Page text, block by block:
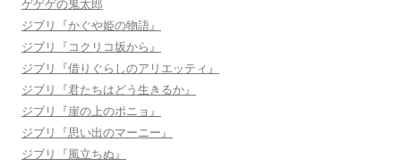
ゲゲゲの鬼太郎
ジブリ『かぐや姫の物語』
ジブリ『コクリコ坂から』
ジブリ『借りぐらしのアリエッティ』
ジブリ『君たちはどう生きるか』
ジブリ『崖の上のポニョ』
ジブリ『思い出のマーニー』
ジブリ『風立ちぬ』